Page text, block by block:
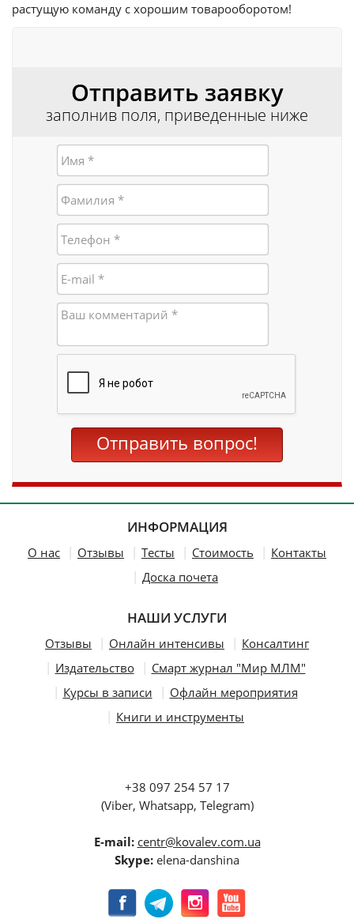
растущую команду с хорошим товарооборотом!
Отправить заявку
заполнив поля, приведенные ниже
Вертикальные вкладки
Отправить вопрос!
ИНФОРМАЦИЯ
О нас Отзывы Тесты Стоимость
Контакты
Доска почета
НАШИ УСЛУГИ
Отзывы Онлайн интенсивы
Консалтинг
Издательство
Смарт журнал "Мир МЛМ"
Курсы в записи
Офлайн мероприятия
Книги и инструменты
+38 097 254 57 17
(Viber, Whatsapp, Telegram)
E-mail: centr@kovalev.com.ua
Skype: elena-danshina